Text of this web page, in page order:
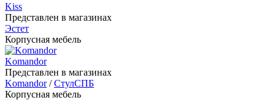
Kiss
Представлен в магазинах
Эстет
Корпусная мебель
Komandor
Представлен в магазинах
Komandor/СтулСПБ
Корпусная мебель